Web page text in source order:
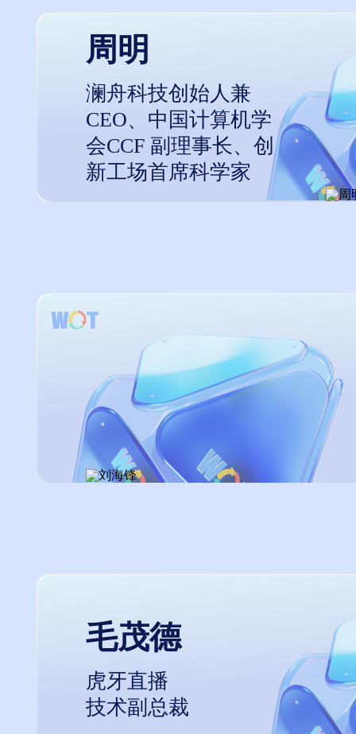
周明
澜舟科技创始人兼
CEO、中国计算机学
会CCF 副理事长、创
新工场首席科学家
毛茂德
虎牙直播
技术副总裁